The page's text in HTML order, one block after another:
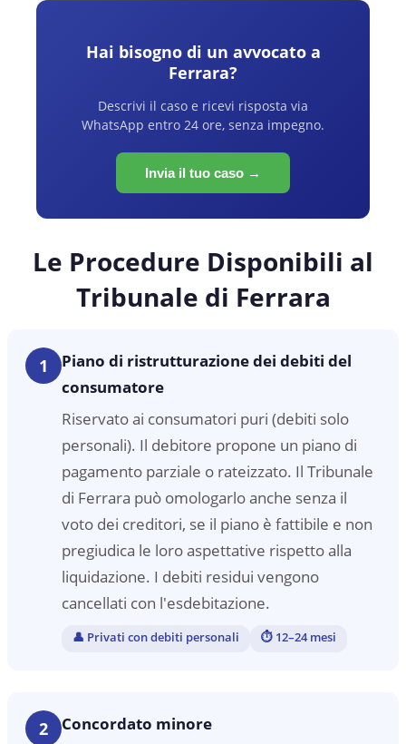
Hai bisogno di un avvocato a
Ferrara?
Descrivi il caso e ricevi risposta via
WhatsApp entro 24 ore, senza impegno.
Invia il tuo caso →
Le Procedure Disponibili al
Tribunale di Ferrara
1
Piano di ristrutturazione dei debiti del
consumatore
Riservato ai consumatori puri (debiti solo
personali). Il debitore propone un piano di
pagamento parziale o rateizzato. Il Tribunale
di Ferrara può omologarlo anche senza il
voto dei creditori, se il piano è fattibile e non
pregiudica le loro aspettative rispetto alla
liquidazione. I debiti residui vengono
cancellati con l'esdebitazione.
👤 Privati con debiti personali ⏱ 12–24 mesi
2
Concordato minore